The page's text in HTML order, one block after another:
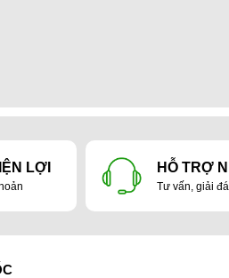
LỢI HỖ TRỢ
Tư vấn, giải